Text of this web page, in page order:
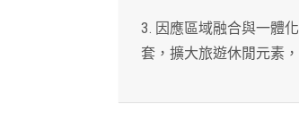
3. 因應區域融合與一體
套，擴大旅遊休閒元素